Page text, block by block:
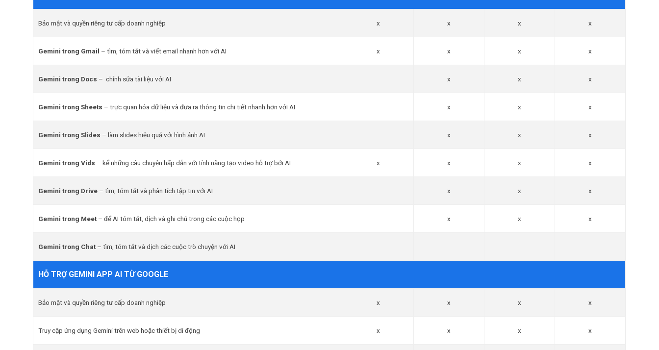
Bảo mật và quyền riêng tư cấp doanh nghiệp x x x x
Gemini trong Gmail – tìm, tóm tắt và viết email nhanh hơn với AI x x x x
Gemini trong Docs – chỉnh sửa tài liệu với AI x x x
Gemini trong Sheets – trực quan hóa dữ liệu và đưa ra thông tin chi tiết nhanh hơn với AI x x x
Gemini trong Slides – làm slides hiệu quả với hình ảnh AI x x x
Gemini trong Vids – kể những câu chuyện hấp dẫn với tính năng tạo video hỗ trợ bởi AI x x x x
Gemini trong Drive – tìm, tóm tắt và phân tích tập tin với AI x x x
Gemini trong Meet– để AI tóm tắt, dịch và ghi chú trong các cuộc họp x x x
Gemini trong Chat– tìm, tóm tắt và dịch các cuộc trò chuyện với AI
HỖ TRỢ GEMINI APP AI TỪ GOOGLE
Bảo mật và quyền riêng tư cấp doanh nghiệp x x x x
Truy cập ứng dụng Gemini trên web hoặc thiết bị di động x x x x